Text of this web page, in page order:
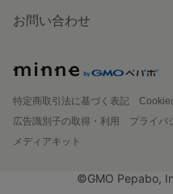
お問い合わせ
特定商取引法に基づく表記
Cookie
広告識別子の取得・利用
プライバ
メディアキット
©GMO Pepabo,